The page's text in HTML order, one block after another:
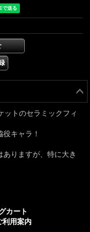
ットのセラミックフィ
キャラ！
りますが、特に大き
カート
利用案内